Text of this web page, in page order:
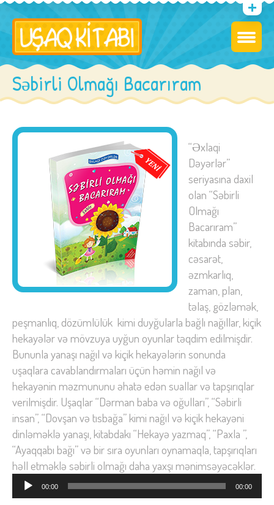
Səbirli Olmağı Bacarıram
“Əxlaqi
Dəyərlər”
seriyasına daxil
olan “Səbirli
Olmağı
Bacarıram”
kitabında səbir,
cəsarət,
əzmkarlıq,
zaman, plan,
təlaş, gözləmək,
peşmanlıq, dözümlülük kimi duyğularla bağlı nağıllar, kiçik
hekayələr və mövzuya uyğun oyunlar təqdim edilmişdir.
Bununla yanaşı nağıl və kiçik hekayələrin sonunda
uşaqlara cavablandırmaları üçün həmin nağıl və
hekayənin məzmununu əhatə edən suallar və tapşırıqlar
verilmişdir. Uşaqlar “Dərman baba və oğulları”, “Səbirli
insan”, “Dovşan və tısbağa” kimi nağıl və kiçik hekayəni
dinləməklə yanaşı, kitabdakı “Hekayə yazmaq”, “Paxla ”,
“Ayaqqabı bağı” və bir sıra oyunları oynamaqla, tapşırıqları
həll etməklə səbirli olmağı daha yaxşı mənimsəyəcəklər.
Audio
Oynadıcı
00:00 00:00